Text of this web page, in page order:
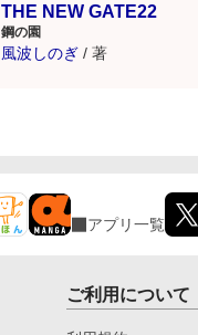
THE NEW GATE22
鋼の園
風波しのぎ / 著
アプリ一覧
ご利用について